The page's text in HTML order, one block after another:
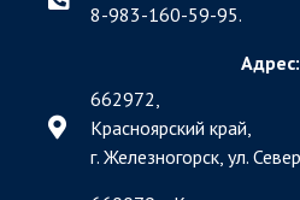
8-983-160-59-95.
Адрес:
662972,
Красноярский край,
г. Железногорск, ул.